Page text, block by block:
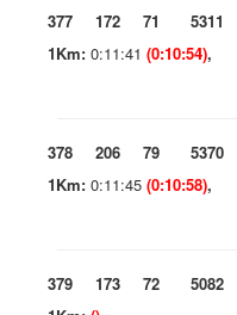
377 172 71 5311
1Km: 0:11:41 (0:10:54),
378 206 79 5370
1Km: 0:11:45 (0:10:58),
379 173 72 5082